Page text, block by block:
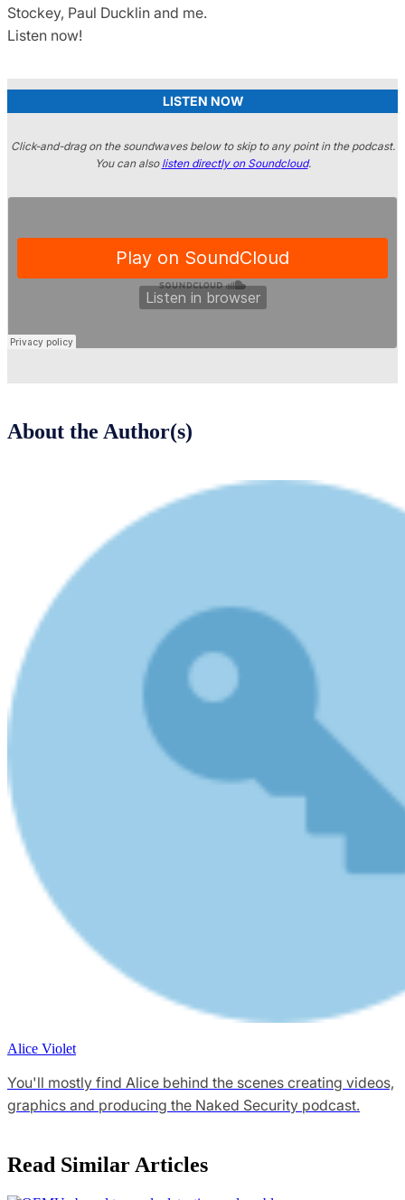
Stockey, Paul Ducklin and me.
Listen now!
LISTEN NOW
Click-and-drag on the soundwaves below to skip to any point in the podcast.
You can also listen directly on Soundcloud.
About the Author(s)
Alice Violet
You'll mostly find Alice behind the scenes creating videos,
graphics and producing the Naked Security podcast.
Read Similar Articles